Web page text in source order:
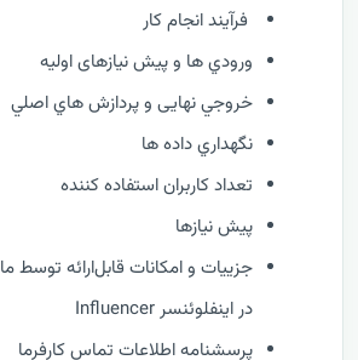
فرآيند انجام کار
ورودي ها و پیش نیازهای اولیه
خروجي نهایی و پردازش هاي اصلي
نگهداري داده ها
تعداد کاربران استفاده کننده
پیش نیازها
جزییات و امکانات قابل‌ارائه توسط ما
در اینفلوئنسر Influencer
پرسشنامه اطلاعات تماس کارفرما